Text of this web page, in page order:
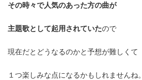
その時々で人気のあった方の曲が
主題歌として起用されていたので
現在だとどうなるのかと予想が難しくて
１つ楽しみな点になるかもしれませんね。